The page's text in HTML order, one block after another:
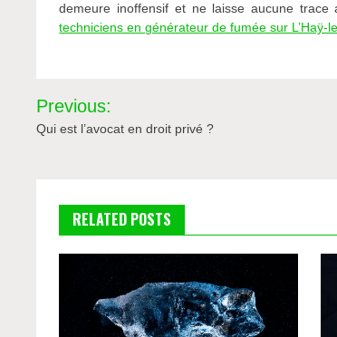
demeure inoffensif et ne laisse aucune trace
techniciens en générateur de fumée sur L’Haÿ-
Navigation
de
Previous:
Qui est l’avocat en droit privé ?
RELATED POSTS